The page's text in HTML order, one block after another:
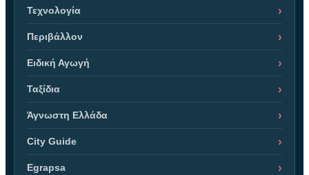
Τεχνολογία
Περιβάλλον
Ειδική Αγωγή
Ταξίδια
Άγνωστη Ελλάδα
City Guide
Egrapsa